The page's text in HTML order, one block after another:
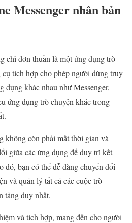
Messenger nhân bản
chỉ đơn thuần là một ứng dụng trò
tích hợp cho phép người dùng truy
dụng khác nhau như Messenger,
ứng dụng trò chuyện khác trong
không còn phải mất thời gian và
giữa các ứng dụng để duy trì kết
bạn có thể dễ dàng chuyển đổi
và quản lý tất cả các cuộc trò
tảng duy nhất.
và tích hợp, mang đến cho người